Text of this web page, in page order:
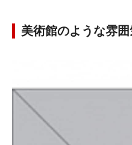
美術館のような雰